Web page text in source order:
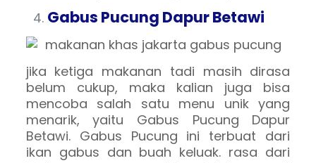
Gabus Pucung Dapur Betawi
jika ketiga makanan tadi masih dirasa
belum cukup, maka kalian juga bisa
mencoba salah satu menu unik yang
menarik, yaitu Gabus Pucung Dapur
Betawi. Gabus Pucung ini terbuat dari
ikan gabus dan buah keluak. rasa dari